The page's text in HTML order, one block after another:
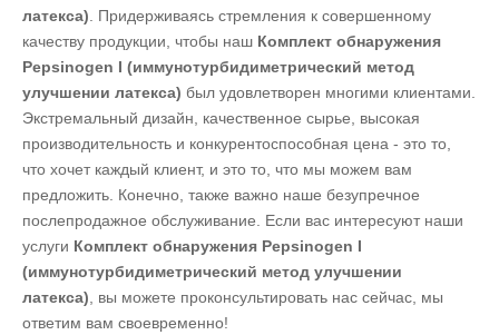
латекса) . Придерживаясь стремления к совершенному
качеству продукции, чтобы наш Комплект обнаружения
Pepsinogen I (иммунотурбидиметрический метод
улучшении латекса) был удовлетворен многими клиентами.
Экстремальный дизайн, качественное сырье, высокая
производительность и конкурентоспособная цена - это то,
что хочет каждый клиент, и это то, что мы можем вам
предложить. Конечно, также важно наше безупречное
послепродажное обслуживание. Если вас интересуют наши
услуги Комплект обнаружения Pepsinogen I
(иммунотурбидиметрический метод улучшении
латекса) , вы можете проконсультировать нас сейчас, мы
ответим вам своевременно!